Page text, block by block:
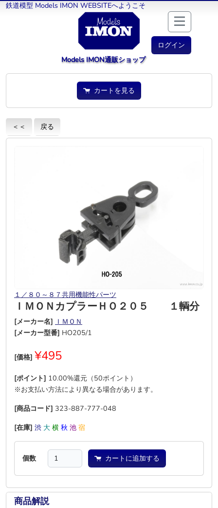
鉄道模型 Models IMON WEBSITEへようこそ
ログイン
Models IMON通販ショップ
カートを見る
＜＜ 戻る
１／８０～８７共用機能性パーツ
ＩＭＯＮカプラーＨＯ２０５ １輌分
[メーカー名] ＩＭＯＮ
[メーカー型番] HO205/1
[価格] ¥495
[ポイント] 10.00%還元（50ポイント）
※お支払い方法により異なる場合があります。
[商品コード] 323-887-777-048
[在庫] 渋 大 横 秋 池 宿
個数 カートに追加する
商品解説